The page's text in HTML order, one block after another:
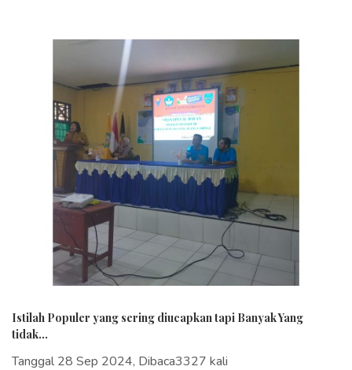
Istilah Populer yang sering diucapkan tapi Banyak Yang
tidak...
Tanggal 28 Sep 2024, Dibaca3327 kali